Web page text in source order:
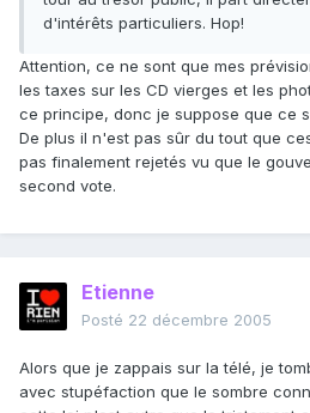
d'intérêts particuliers. Hop!
Attention, ce ne sont que mes
les taxes sur les CD vierges et les
ce principe, donc je suppose que ce
De plus il n'est pas sûr du tout que
pas finalement rejetés vu que le
second vote.
Etienne
Posté 22 décembre 2005
Alors que je zappais sur la télé, je
avec stupéfaction que le sombre